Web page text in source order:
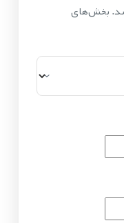
بخش‌های